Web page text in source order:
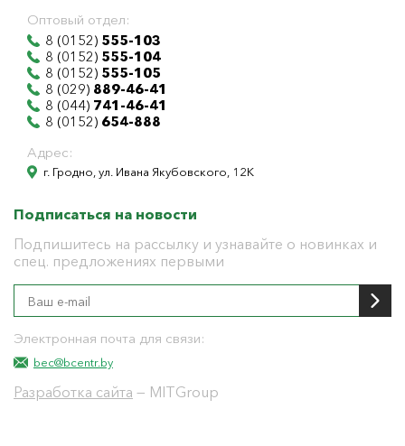
Оптовый отдел:
8 (0152) 555-103
8 (0152) 555-104
8 (0152) 555-105
8 (029) 889-46-41
8 (044) 741-46-41
8 (0152) 654-888
Адрес:
г. Гродно, ул. Ивана Якубовского, 12К
Подписаться на новости
Подпишитесь на рассылку и узнавайте о новинках и
спец. предложениях первыми
Электронная почта для связи:
bec@bcentr.by
Разработка сайта — MITGroup